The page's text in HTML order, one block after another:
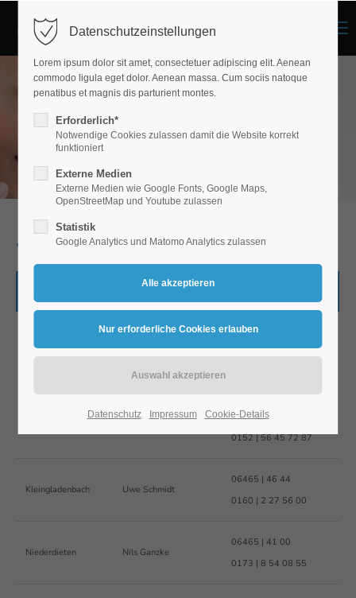
Wildunfälle
Ansprechpartner
Achenbach
Dr. Martin Lücke
Bernhard Appel
0178 | 5 34 21 01
06465 | 71 24
0152 | 56 45 72 87
Kleingladenbach Uwe Schmidt
06465 | 46 44
0160 | 2 27 56 00
Niederdieten Nils Ganzke
06465 | 41 00
0173 | 8 54 08 55
Datenschutzeinstellungen
Lorem ipsum dolor sit amet, consectetuer adipiscing elit. Aenean
commodo ligula eget dolor. Aenean massa. Cum sociis natoque
penatibus et magnis dis parturient montes.
Erforderlich*
Notwendige Cookies zulassen damit die Website korrekt
funktioniert
Externe Medien
Externe Medien wie Google Fonts, Google Maps,
OpenStreetMap und Youtube zulassen
Statistik
Google Analytics und Matomo Analytics zulassen
Datenschutz Impressum Cookie-Details